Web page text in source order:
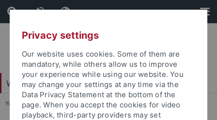
Skip
to
content
Skip
to
footer
Web-Styleguide Uni Tübingen
You are here: Startseite ... News
Privacy settings
Our website uses cookies. Some of them are
mandatory, while others allow us to improve
your experience while using our website. You
may change your settings at any time via the
Data Privacy Statement at the bottom of the
page. When you accept the cookies for video
playback, third-party providers may set